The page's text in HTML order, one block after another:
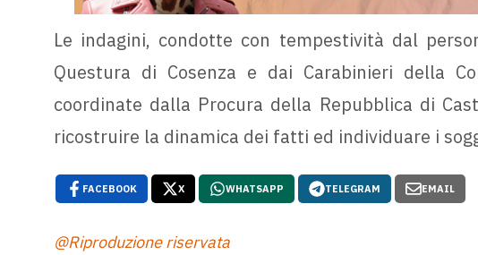
Le indagini, condotte con tempestività dal
Questura di Cosenza e dai Carabinieri della
coordinate dalla Procura della Repubblica di
ricostruire la dinamica dei fatti ed individuare i
FACEBOOK X WHATSAPP TELEGRAM EMAIL
@Riproduzione riservata